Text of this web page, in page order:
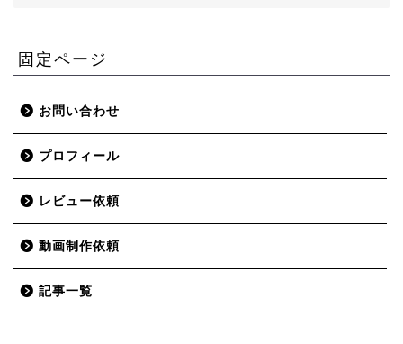
固定ページ
お問い合わせ
プロフィール
レビュー依頼
動画制作依頼
記事一覧